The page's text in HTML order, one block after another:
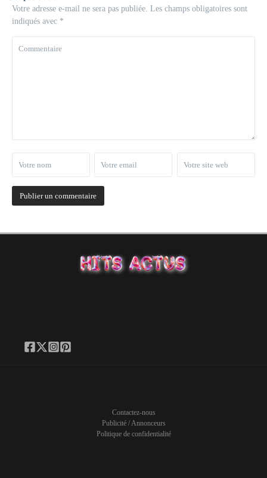
Votre adresse e-mail ne sera pas publiée. Les champs obligatoires sont
indiqués avec *
Contactez-nous
Publicité / Annonceurs
Politique de confidentialité